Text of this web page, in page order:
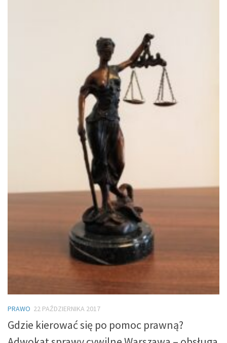
PRAWO 22 PAŹDZIERNIKA 2017
Gdzie kierować się po pomoc prawną?